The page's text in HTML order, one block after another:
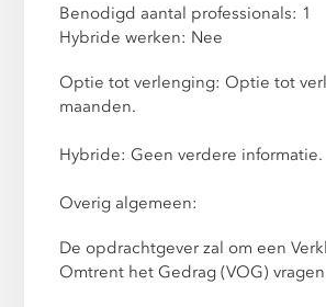
Benodigd aantal professionals: 1
Hybride werken: Nee
Optie tot verlenging: Optie tot
maanden.
Hybride: Geen verdere informatie.
Overig algemeen:
De opdrachtgever zal om een
Omtrent het Gedrag (VOG)